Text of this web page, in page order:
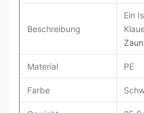
Beschreibung
Ein
Material PE
Farbe